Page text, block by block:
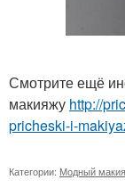
Смотрите ещё
макияжу http://
pricheski-i-
Категории: Модный